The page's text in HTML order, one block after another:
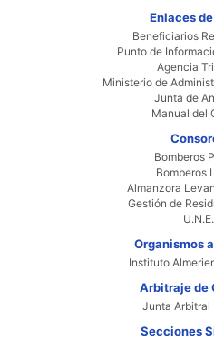
Enlaces
Beneficiarios
Punto de
Agencia
Ministerio de
Junta de
Manual del
Bomberos
Bomberos
Almanzora
Gestión de
Organismos
Instituto
Arbitraje de
Junta Arbitral
Secciones